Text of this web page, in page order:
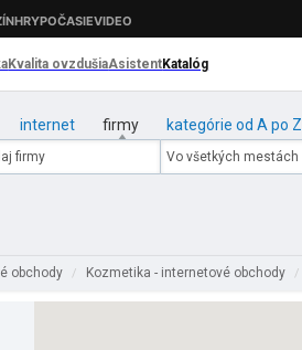
internet firmy kategórie od A po Z
obchody / Kozmetika - internetové obchody /